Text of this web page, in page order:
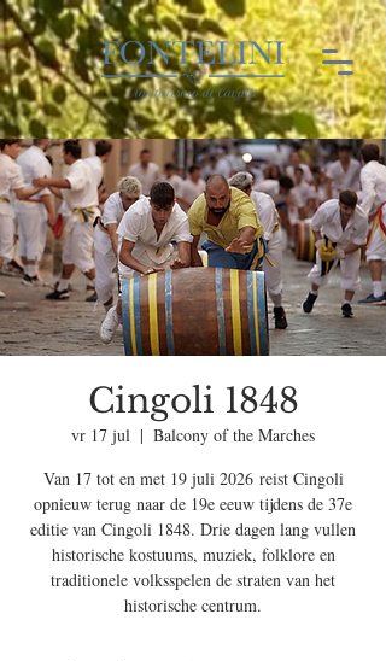
Cingoli 1848
vr 17 jul
  |
Balcony of the Marches
Van 17 tot en met 19 juli 2026 reist Cingoli
opnieuw terug naar de 19e eeuw tijdens de 37e
editie van Cingoli 1848. Drie dagen lang vullen
historische kostuums, muziek, folklore en
traditionele volksspelen de straten van het
historische centrum.